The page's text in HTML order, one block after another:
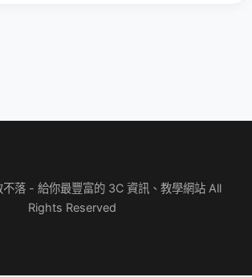
落 - 給你最豐富的 3C 資訊、教學網站 All
Rights Reserved